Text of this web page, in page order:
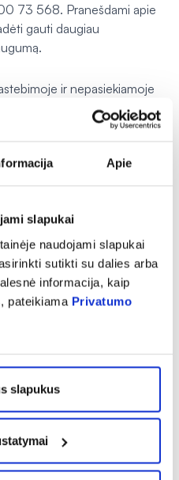
Apie
slapukai
naudojami slapukai
sutikti su dalies arba
informacija, kaip
pateikiama Privatumo
slapukus
73 568. Pranešdami apie
gauti daugiau
ir nepasiekiamoje
°C temperatūroje. Negalima
po „EXP“ nurodytam
vaisto vartoti negalima.
arba su buitinėmis
vaistus, klauskite
apsaugoti aplinką.
1 ml tiesiosios
sorbitolio, 90 mg
laurilsulfoacetato.